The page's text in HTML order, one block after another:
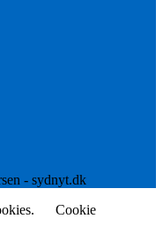
- sydnyt.dk
Cookie